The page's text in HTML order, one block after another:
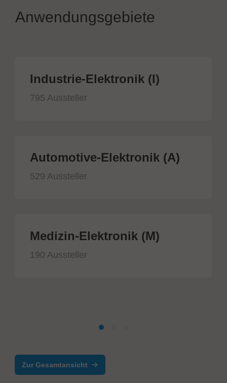
Anwendungsgebiete
Industrie-Elektronik (I)
795 Aussteller
Automotive-Elektronik (A)
529 Aussteller
Medizin-Elektronik (M)
190 Aussteller
Zur Gesamtansicht